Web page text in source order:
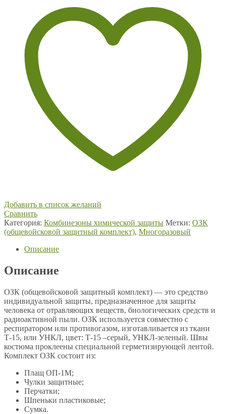
Добавить в список желаний
Сравнить
Категория: Комбинезоны химической защиты Метки: ОЗК
(общевойсковой защитный комплект), Многоразовый
Описание
Описание
ОЗК (общевойсковой защитный комплект) — это средство
индивидуальной защиты, предназначенное для защиты
человека от отравляющих веществ, биологических средств и
радиоактивной пыли. ОЗК используется совместно с
респиратором или противогазом, изготавливается из ткани
Т-15, или УНКЛ, цвет: Т-15 –серый, УНКЛ-зеленый. Швы
костюма проклеены специальной герметизирующей лентой.
Комплект ОЗК состоит из:
Плащ ОП-1М;
Чулки защитные;
Перчатки;
Шпеньки пластиковые;
Сумка.